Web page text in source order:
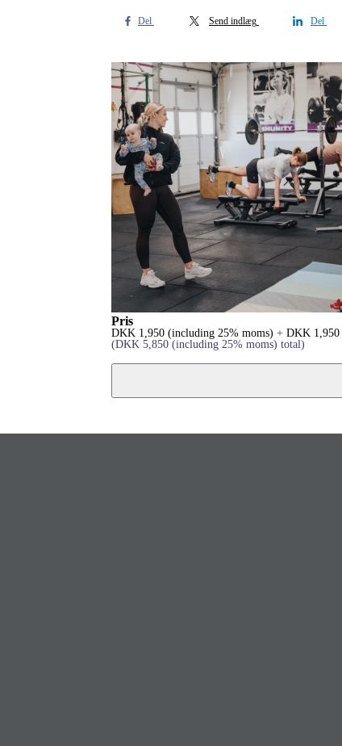
Del Send indlæg Del
Pris
DKK 1,950 (including 25% moms) + DKK 1,950
(DKK 5,850 (including 25% moms) total)